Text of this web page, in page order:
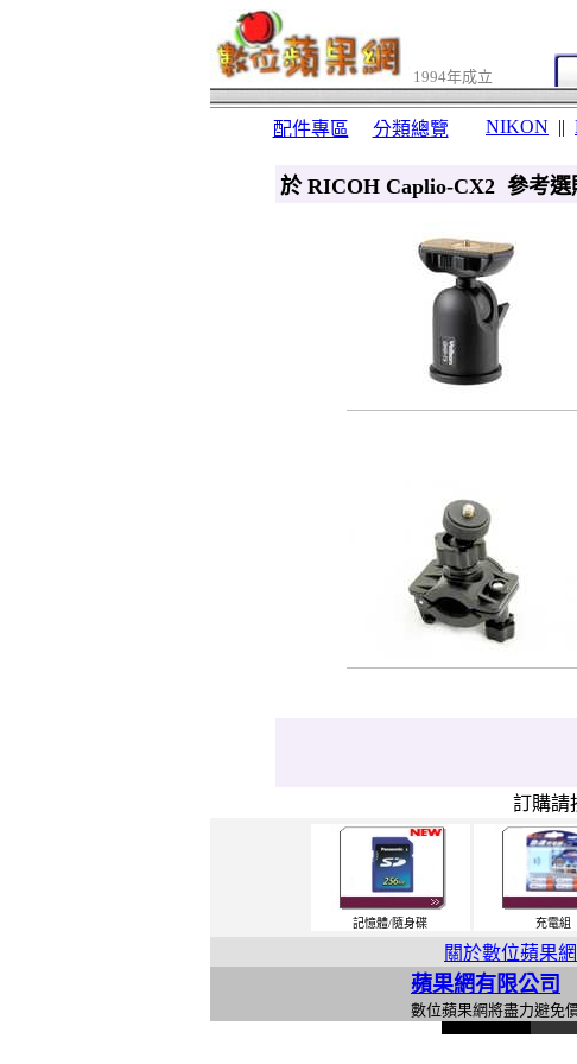
1994年成立
配件專區 分類總覽 NIKON ||
於 RICOH Caplio-CX2 參考選
訂購請
記憶體/隨身碟 充電組
關於數位蘋果網
蘋果網有限公司
數位蘋果網將盡力避免